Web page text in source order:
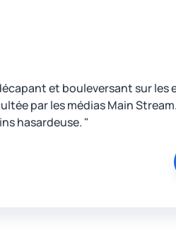
et bouleversant sur les
par les médias Main
hasardeuse. "